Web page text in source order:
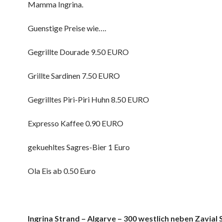
Mamma Ingrina.
Guenstige Preise wie….
Gegrillte Dourade 9.50 EURO
Grillte Sardinen 7.50 EURO
Gegrilltes Piri-Piri Huhn 8.50 EURO
Expresso Kaffee 0.90 EURO
gekuehltes Sagres-Bier 1 Euro
Ola Eis ab 0.50 Euro
Ingrina Strand – Algarve – 300 westlich neben Zavial